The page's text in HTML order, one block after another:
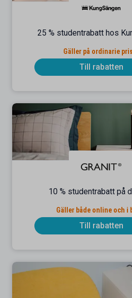
25 % studentrabatt hos
Gäller på ordinarie
Till rabatten
10 % studentrabatt på
Gäller både online och i
Till rabatten